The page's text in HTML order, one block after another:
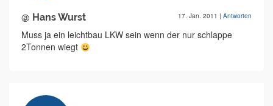
@ Hans Wurst 17. Jan. 2011 | Antworten
Muss ja ein leichtbau LKW sein wenn der nur schlappe
2Tonnen wiegt